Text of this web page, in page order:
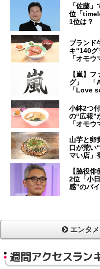
「佐藤
位「
1位は？
ブランド
キ“140
「オモ
【嵐】
グ」 「A
「Love
小鉢2つ
の“広報”
「オモ
山芋と
口が荒い
マい店」
【脇役
2位「小
感”のバ
エンタメ
週間アクセスラン